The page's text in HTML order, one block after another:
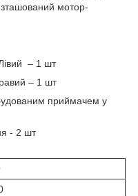
мотор-
– 1 шт
– 1 шт
приймачем у
- 2 шт